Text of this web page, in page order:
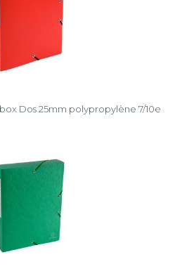
Dos 25mm polypropylène 7/10e